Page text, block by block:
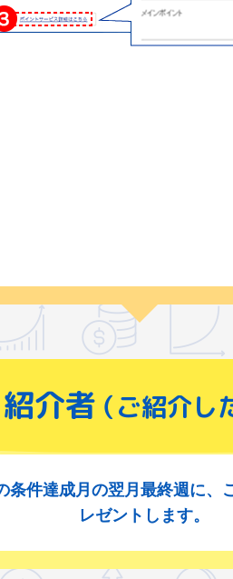
紹介者（ご紹介し
条件達成月の翌月最終週に
レゼントします。